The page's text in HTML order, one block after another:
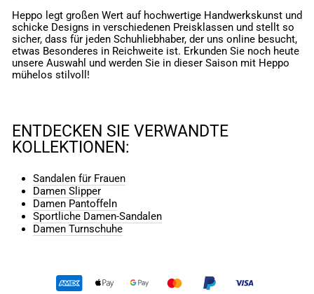
Heppo legt großen Wert auf hochwertige Handwerkskunst und
schicke Designs in verschiedenen Preisklassen und stellt so
sicher, dass für jeden Schuhliebhaber, der uns online besucht,
etwas Besonderes in Reichweite ist. Erkunden Sie noch heute
unsere Auswahl und werden Sie in dieser Saison mit Heppo
mühelos stilvoll!
ENTDECKEN SIE VERWANDTE
KOLLEKTIONEN:
Sandalen für Frauen
Damen Slipper
Damen Pantoffeln
Sportliche Damen-Sandalen
Damen Turnschuhe